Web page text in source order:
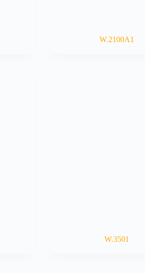
W.2100A1
W.3501